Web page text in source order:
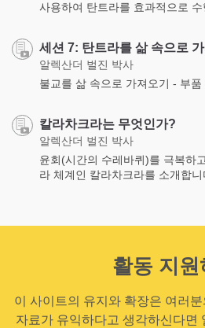
사용하여 탄트라를 효과적으로
세션 7: 탄트라를 삶 속으로 가
알렉산더 벌진 박사
불교를 삶 속으로 가져오기 - 부품
칼라차크라는 무엇인가?
알렉산더 벌진 박사
윤회(시간의 수레바퀴)를 극복하
라 체계인 칼라차크라를 소개합니
활동 지원
이 사이트의 유지와 확장은 여러
자료가 유익하다고 생각하신다면